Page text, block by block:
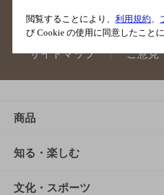
サイトマップ ご意見
商品
商品TOP
商品一覧
知る・楽しむ
知る・楽しむTOP
文化・スポーツ
閲覧することにより、 利用規約
び Cookie の使用に同意したことに